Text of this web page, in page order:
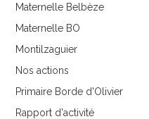
Maternelle Belbèze
Maternelle BO
Montilzaguier
Nos actions
Primaire Borde d'Olivier
Rapport d'activité